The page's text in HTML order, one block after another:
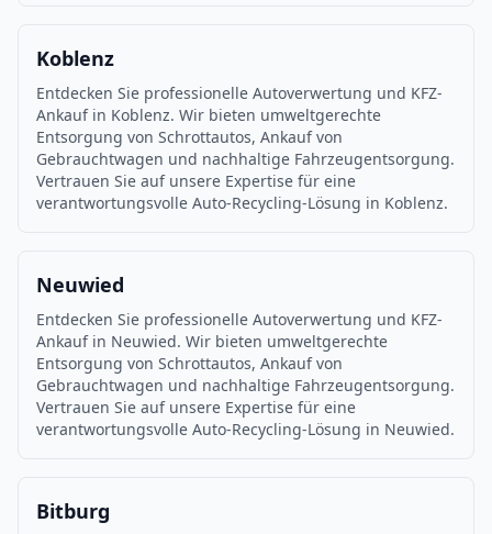
Koblenz
Entdecken Sie professionelle Autoverwertung und KFZ-
Ankauf in Koblenz. Wir bieten umweltgerechte
Entsorgung von Schrottautos, Ankauf von
Gebrauchtwagen und nachhaltige Fahrzeugentsorgung.
Vertrauen Sie auf unsere Expertise für eine
verantwortungsvolle Auto-Recycling-Lösung in Koblenz.
Neuwied
Entdecken Sie professionelle Autoverwertung und KFZ-
Ankauf in Neuwied. Wir bieten umweltgerechte
Entsorgung von Schrottautos, Ankauf von
Gebrauchtwagen und nachhaltige Fahrzeugentsorgung.
Vertrauen Sie auf unsere Expertise für eine
verantwortungsvolle Auto-Recycling-Lösung in Neuwied.
Bitburg